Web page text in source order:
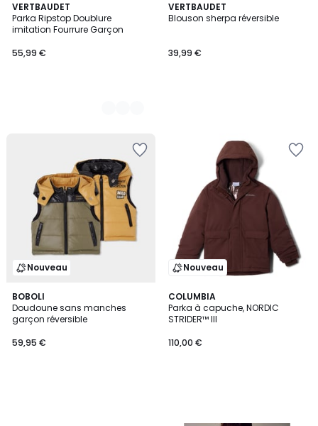
VERTBAUDET
Parka Ripstop Doublure
imitation Fourrure Garçon
55,99 €
2
Couleurs
VERTBAUDET
Blouson sherpa réversible
39,99 €
Nouveau
BOBOLI
Doudoune sans manches
garçon réversible
59,95 €
Nouveau
COLUMBIA
Parka à capuche, NORDIC
STRIDER™ III
110,00 €